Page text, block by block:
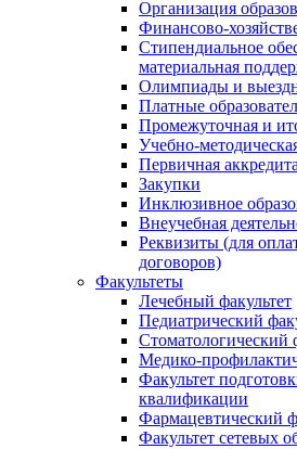
Организация
Финансово-
Стипендиальное
материальная
Олимпиады и
Платные
Промежуточная и
Учебно-
Первичная
Закупки
Инклюзивное
Внеучебная
Реквизиты (для
договоров)
Факультеты
Лечебный факультет
Педиатрический
Стоматологический
Медико-
Факультет
квалификации
Фармацевтический
Факультет сетевых